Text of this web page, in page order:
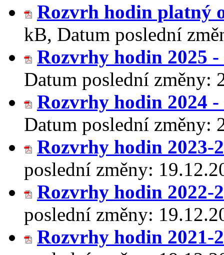
Rozvrh hodin platný
kB, Datum poslední
Rozvrhy hodin 2025 -
Datum poslední změny:
Rozvrhy hodin 2024 -
Datum poslední změny:
Rozvrhy hodin 2023-
poslední změny:
Rozvrhy hodin 2022-
poslední změny:
Rozvrhy hodin 2021-